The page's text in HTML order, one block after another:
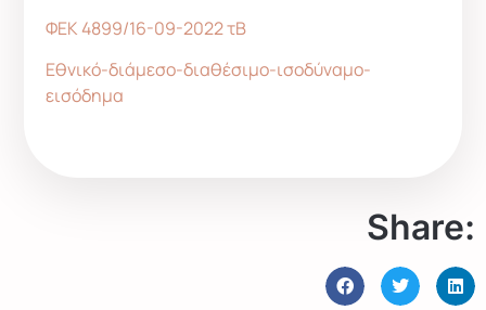
ΦΕΚ 4899/16-09-2022 τΒ
Εθνικό-διάμεσο-διαθέσιμο-ισοδύναμο-
εισόδημα
Share: